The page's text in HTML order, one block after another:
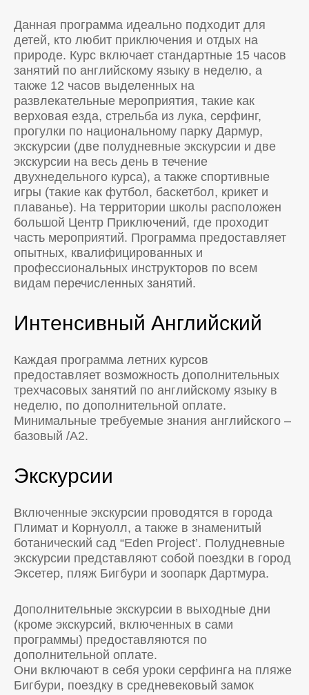
Данная программа идеально подходит для
детей, кто любит приключения и отдых на
природе. Курс включает стандартные 15 часов
занятий по английскому языку в неделю, а
также 12 часов выделенных на
развлекательные мероприятия, такие как
верховая езда, стрельба из лука, серфинг,
прогулки по национальному парку Дармур,
экскурсии (две полудневные экскурсии и две
экскурсии на весь день в течение
двухнедельного курса), а также спортивные
игры (такие как футбол, баскетбол, крикет и
плаванье). На территории школы расположен
большой Центр Приключений, где проходит
часть мероприятий. Программа предоставляет
опытных, квалифицированных и
профессиональных инструкторов по всем
видам перечисленных занятий.
Интенсивный Английский
Каждая программа летних курсов
предоставляет возможность дополнительных
трехчасовых занятий по английскому языку в
неделю, по дополнительной оплате.
Минимальные требуемые знания английского –
базовый /A2.
Экскурсии
Включенные экскурсии проводятся в города
Плимат и Корнуолл, а также в знаменитый
ботанический сад “Eden Project’. Полудневные
экскурсии представляют собой поездки в город
Эксетер, пляж Бигбури и зоопарк Дартмура.
Дополнительные экскурсии в выходные дни
(кроме экскурсий, включенных в сами
программы) предоставляются по
дополнительной оплате.
Они включают в себя уроки серфинга на пляже
Бигбури, поездку в средневековый замок